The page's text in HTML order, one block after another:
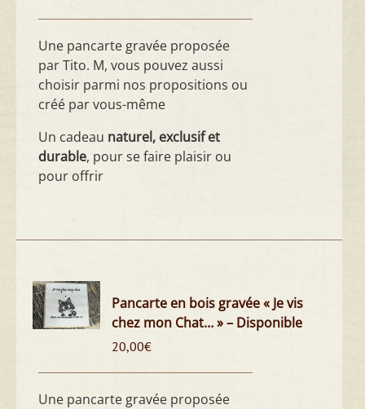
Une pancarte gravée proposée
par Tito. M, vous pouvez aussi
choisir parmi nos propositions ou
créé par vous-même
Un cadeau naturel, exclusif et
durable, pour se faire plaisir ou
pour offrir
Pancarte en bois gravée « Je vis
chez mon Chat… » – Disponible
20,00€
Une pancarte gravée proposée